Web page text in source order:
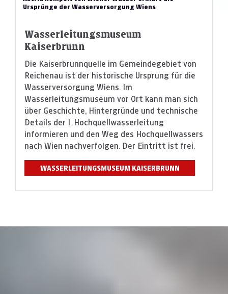
Ursprünge der Wasserversorgung Wiens
Wasserleitungsmuseum
Kaiserbrunn
Die Kaiserbrunnquelle im Gemeindegebiet von
Reichenau ist der historische Ursprung für die
Wasserversorgung Wiens. Im
Wasserleitungsmuseum vor Ort kann man sich
über Geschichte, Hintergründe und technische
Details der I. Hochquellwasserleitung
informieren und den Weg des Hochquellwassers
nach Wien nachverfolgen. Der Eintritt ist frei.
WASSERLEITUNGSMUSEUM KAISERBRUNN